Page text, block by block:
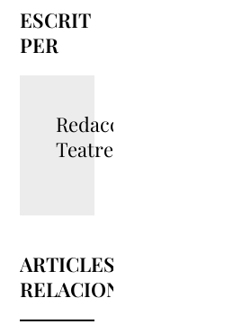
ESCRIT
PER
Redacció
TeatreBarcelona
ARTICLES
RELACIONATS